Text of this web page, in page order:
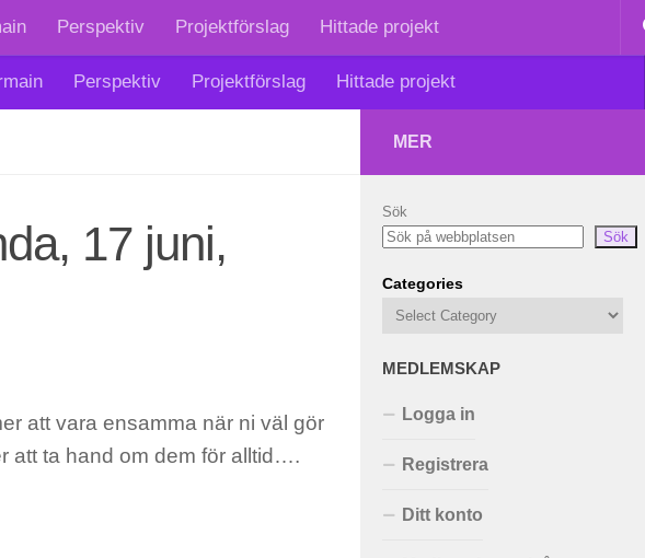
Perspektiv Projektförslag Hittade projekt
Perspektiv Projektförslag Hittade projekt
17 juni,
att vara ensamma när ni väl gör
att ta hand om dem för alltid….
MER
Sök
Sök
Categories
MEDLEMSKAP
Logga in
Registrera
Ditt konto